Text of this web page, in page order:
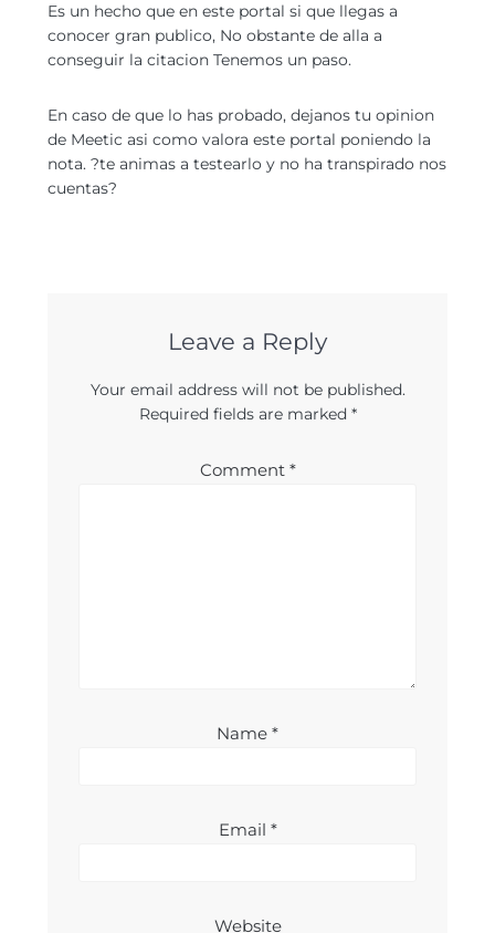
Es un hecho que en este portal si que llegas a
conocer gran publico, No obstante de alla a
conseguir la citacion Tenemos un paso.
En caso de que lo has probado, dejanos tu opinion
de Meetic asi­ como valora este portal poniendo la
nota. ?te animas a testearlo y no ha transpirado nos
cuentas?
Leave a Reply
Your email address will not be published.
Required fields are marked *
Comment *
Name *
Email *
Website